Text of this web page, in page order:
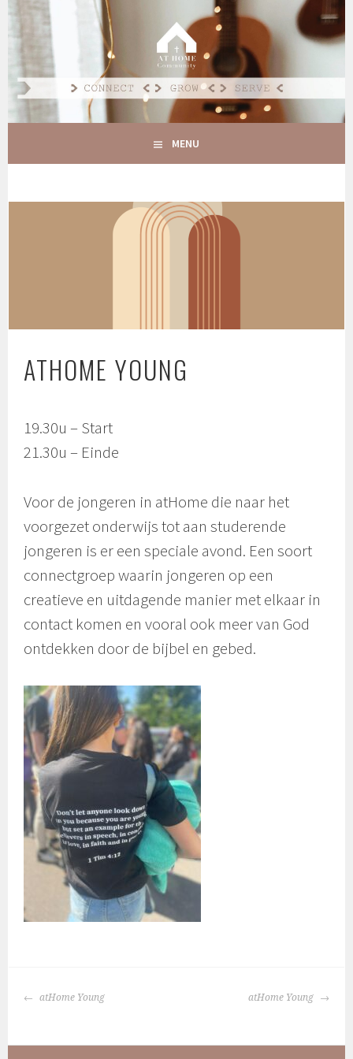
Spring
inhoud
AT HOME COMMUNITY
CONNECT GROW SERVE
MENU
ATHOME YOUNG
19.30u – Start
21.30u – Einde
Voor de jongeren in atHome die naar het
voorgezet onderwijs tot aan studerende
jongeren is er een speciale avond. Een soort
connectgroep waarin jongeren op een
creatieve en uitdagende manier met elkaar in
contact komen en vooral ook meer van God
ontdekken door de bijbel en gebed.
BERICHTNAVIGATIE
atHome Young atHome Young